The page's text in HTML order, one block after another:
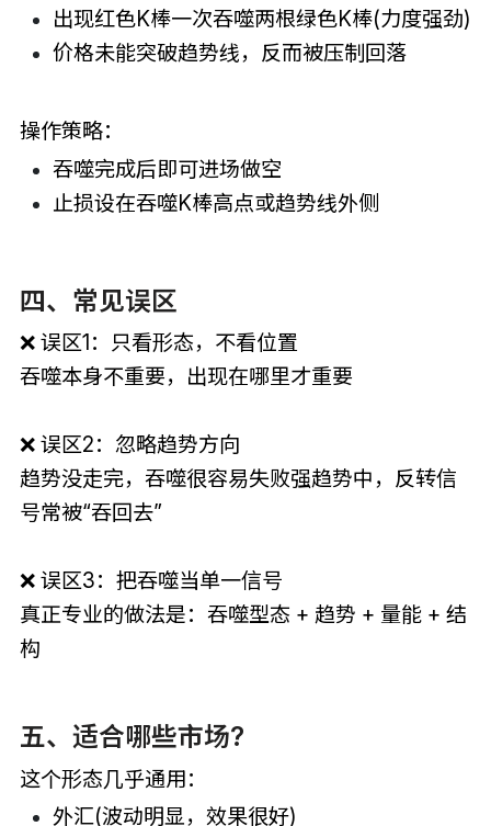
出现红色K棒一次吞噬两根绿色K棒(力度强劲)
价格未能突破趋势线，反而被压制回落
操作策略：
吞噬完成后即可进场做空
止损设在吞噬K棒高点或趋势线外侧
四、常见误区
❌ 误区1：只看形态，不看位置
吞噬本身不重要，出现在哪里才重要
❌ 误区2：忽略趋势方向
趋势没走完，吞噬很容易失败强趋势中，反转信
号常被“吞回去”
❌ 误区3：把吞噬当单一信号
真正专业的做法是：吞噬型态 + 趋势 + 量能 + 结
构
五、适合哪些市场?
这个形态几乎通用：
外汇(波动明显，效果很好)